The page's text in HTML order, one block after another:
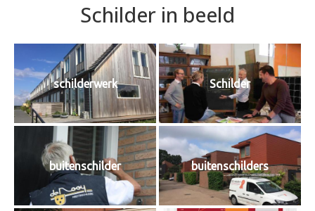
Schilder in beeld
schilderwerk Schilder
buitenschilder buitenschilders